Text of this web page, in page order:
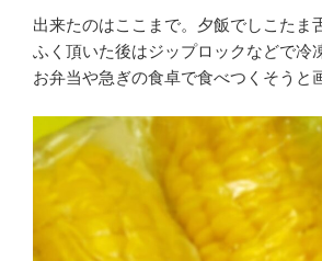
出来たのはここまで。夕飯でしこたま
ふく頂いた後はジップロックなどで冷
お弁当や急ぎの食卓で食べつくそうと